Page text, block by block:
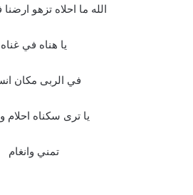
الله ما احلاه تزهو
يا هناه في غناه
في الربى مكان
يا ترى سكناه احلام
تمني وانغام